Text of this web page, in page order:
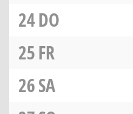
24DO
25FR
26SA